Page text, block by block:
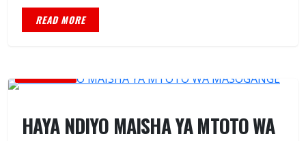
READ MORE
HAYA NDIYO MAISHA YA MTOTO WA